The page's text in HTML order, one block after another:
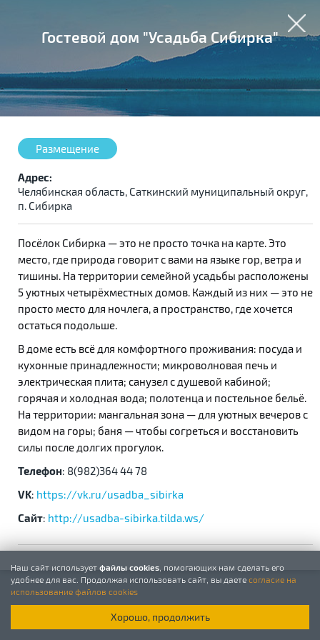
Гостевой дом "Усадьба Сибирка"
Размещение
Адрес:
Челябинская область, Саткинский муниципальный округ,
п. Сибирка
Посёлок Сибирка — это не просто точка на карте. Это
место, где природа говорит с вами на языке гор, ветра и
тишины. На территории семейной усадьбы расположены
5 уютных четырёхместных домов. Каждый из них — это не
просто место для ночлега, а пространство, где хочется
остаться подольше.
В доме есть всё для комфортного проживания: посуда и
кухонные принадлежности; микроволновая печь и
электрическая плита; санузел с душевой кабиной;
горячая и холодная вода; полотенца и постельное бельё.
На территории: мангальная зона — для уютных вечеров с
видом на горы; баня — чтобы согреться и восстановить
силы после долгих прогулок.
Телефон: 8(982)364 44 78
VK: https://vk.ru/usadba_sibirka
Сайт: http://usadba-sibirka.tilda.ws/
Наш сайт использует файлы cookies , помогающих нам сделать его
удобнее для вас. Продолжая использовать сайт, вы даете согласие на
использование файлов cookies
Хорошо, продолжить